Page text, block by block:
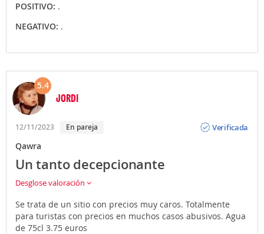
POSITIVO: .
NEGATIVO: .
5.4
JORDI
12/11/2023 En pareja
Verificada
Qawra
Un tanto decepcionante
Desglose valoración
Se trata de un sitio con precios muy caros. Totalmente
para turistas con precios en muchos casos abusivos. Agua
de 75cl 3.75 euros